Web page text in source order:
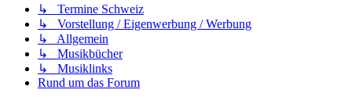
↳ Termine Schweiz
↳ Vorstellung / Eigenwerbung / Werbung
↳ Allgemein
↳ Musikbücher
↳ Musiklinks
Rund um das Forum